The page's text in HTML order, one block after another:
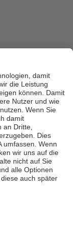
per il suo design
antigraffio. Le prese
che alimenta la lama
Eco Line risponde alle